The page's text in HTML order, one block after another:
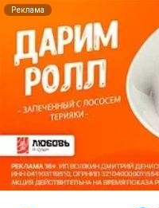
Реклама